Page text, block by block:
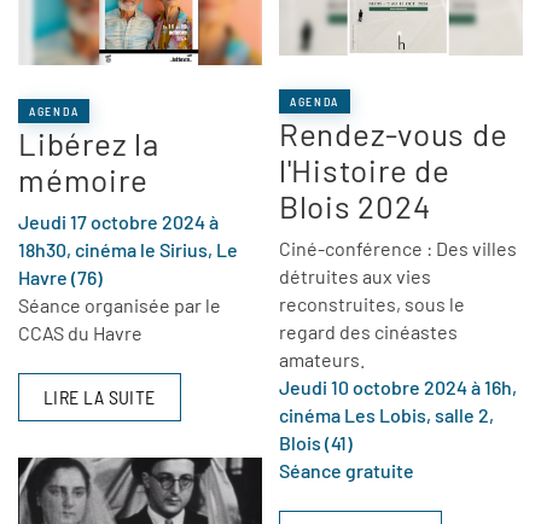
AGENDA
Libérez la
mémoire
Jeudi 17 octobre 2024 à
18h30, cinéma le Sirius, Le
Havre (76)
Séance organisée par le
CCAS du Havre
LIRE LA SUITE
AGENDA
Rendez-vous de
l'Histoire de
Blois 2024
Ciné-conférence : Des villes
détruites aux vies
reconstruites, sous le
regard des cinéastes
amateurs.
Jeudi 10 octobre 2024 à 16h,
cinéma Les Lobis, salle 2,
Blois (41)
Séance gratuite